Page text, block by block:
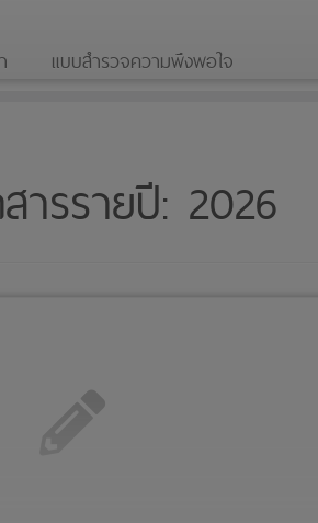
แบบสำรวจความพึงพอใจ
ารรายปี: 2026